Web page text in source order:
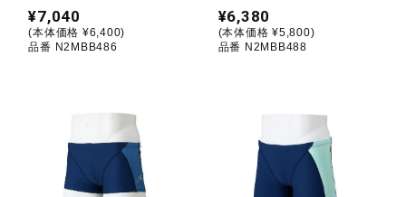
メディカル
セール
¥7,040
(本体価格 ¥6,400)
品番 N2MBB486
¥6,380
(本体価格 ¥5,800)
品番 N2MBB488